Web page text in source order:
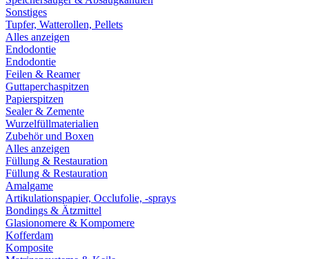
Sonstiges
Tupfer, Watterollen, Pellets
Alles anzeigen
Endodontie
Endodontie
Feilen & Reamer
Guttaperchaspitzen
Papierspitzen
Sealer & Zemente
Wurzelfüllmaterialien
Zubehör und Boxen
Alles anzeigen
Füllung & Restauration
Füllung & Restauration
Amalgame
Artikulationspapier, Occlufolie, -sprays
Bondings & Ätzmittel
Glasionomere & Kompomere
Kofferdam
Komposite